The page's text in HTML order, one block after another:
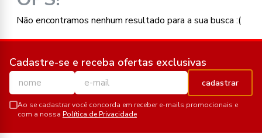
Não encontramos nenhum resultado para a sua busca :(
Cadastre-se e receba ofertas exclusivas
cadastrar
Ao se cadastrar você concorda em receber e-mails promocionais e
com a nossa Política de Privacidade